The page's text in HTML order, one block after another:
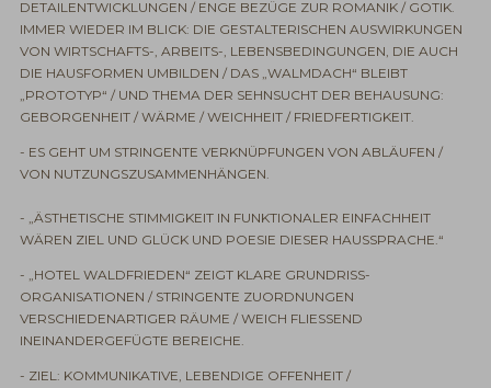
DETAILENTWICKLUNGEN / ENGE BEZÜGE ZUR ROMANIK / GOTIK.
IMMER WIEDER IM BLICK: DIE GESTALTERISCHEN AUSWIRKUNGEN
VON WIRTSCHAFTS-, ARBEITS-, LEBENSBEDINGUNGEN, DIE AUCH
DIE HAUSFORMEN UMBILDEN / DAS „WALMDACH“ BLEIBT
„PROTOTYP“ / UND THEMA DER SEHNSUCHT DER BEHAUSUNG:
GEBORGENHEIT / WÄRME / WEICHHEIT / FRIEDFERTIGKEIT.
- ES GEHT UM STRINGENTE VERKNÜPFUNGEN VON ABLÄUFEN /
VON NUTZUNGSZUSAMMENHÄNGEN.
- „ÄSTHETISCHE STIMMIGKEIT IN FUNKTIONALER EINFACHHEIT
WÄREN ZIEL UND GLÜCK UND POESIE DIESER HAUSSPRACHE.“
- „HOTEL WALDFRIEDEN“ ZEIGT KLARE GRUNDRISS-
ORGANISATIONEN / STRINGENTE ZUORDNUNGEN
VERSCHIEDENARTIGER RÄUME / WEICH FLIESSEND
INEINANDERGEFÜGTE BEREICHE.
- ZIEL: KOMMUNIKATIVE, LEBENDIGE OFFENHEIT /